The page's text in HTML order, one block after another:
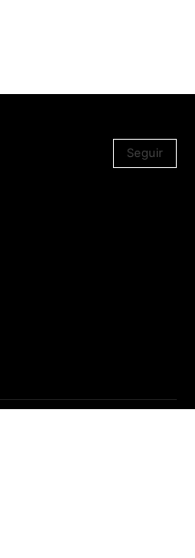
Seguir